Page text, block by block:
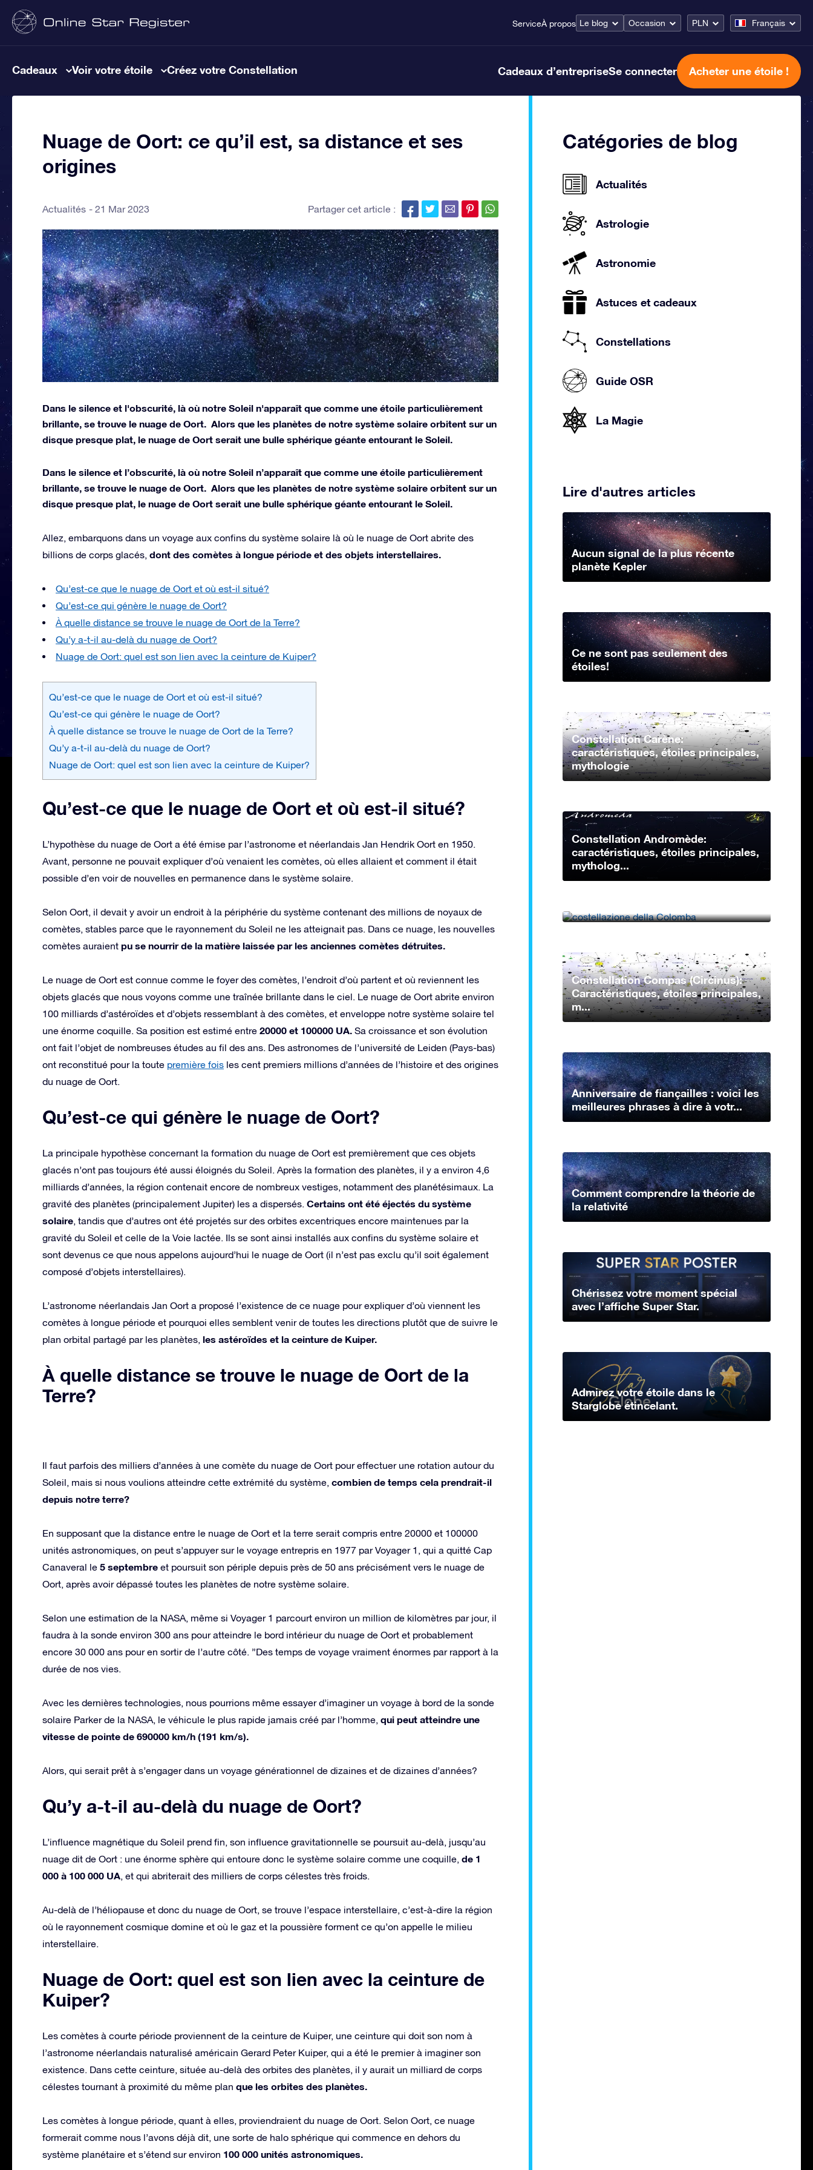
ServiceÀ propos Le blog Occasion PLN Français
Cadeaux Voir votre étoile Créez votre Constellation Cadeaux d’entrepriseSe connecter Acheter une étoile !
Nuage de Oort: ce qu’il est, sa distance et ses
origines
Actualités 21 Mar 2023 Partager cet article :
Dans le silence et l'obscurité, là où notre Soleil n'apparaît que comme une étoile particulièrement
brillante, se trouve le nuage de Oort. Alors que les planètes de notre système solaire orbitent sur un
disque presque plat, le nuage de Oort serait une bulle sphérique géante entourant le Soleil.
Dans le silence et l’obscurité, là où notre Soleil n’apparaît que comme une étoile particulièrement
brillante, se trouve le nuage de Oort. Alors que les planètes de notre système solaire orbitent sur un
disque presque plat, le nuage de Oort serait une bulle sphérique géante entourant le Soleil.
Allez, embarquons dans un voyage aux confins du système solaire là où le nuage de Oort abrite des
billions de corps glacés, dont des comètes à longue période et des objets interstellaires.
Qu’est-ce que le nuage de Oort et où est-il situé?
Qu’est-ce qui génère le nuage de Oort?
À quelle distance se trouve le nuage de Oort de la Terre?
Qu’y a-t-il au-delà du nuage de Oort?
Nuage de Oort: quel est son lien avec la ceinture de Kuiper?
Qu’est-ce que le nuage de Oort et où est-il situé?
Qu’est-ce qui génère le nuage de Oort?
À quelle distance se trouve le nuage de Oort de la Terre?
Qu’y a-t-il au-delà du nuage de Oort?
Nuage de Oort: quel est son lien avec la ceinture de Kuiper?
Qu’est-ce que le nuage de Oort et où est-il situé?
L’hypothèse du nuage de Oort a été émise par l’astronome et néerlandais Jan Hendrik Oort en 1950.
Avant, personne ne pouvait expliquer d’où venaient les comètes, où elles allaient et comment il était
possible d’en voir de nouvelles en permanence dans le système solaire.
Selon Oort, il devait y avoir un endroit à la périphérie du système contenant des millions de noyaux de
comètes, stables parce que le rayonnement du Soleil ne les atteignait pas. Dans ce nuage, les nouvelles
comètes auraient pu se nourrir de la matière laissée par les anciennes comètes détruites.
Le nuage de Oort est connue comme le foyer des comètes, l’endroit d’où partent et où reviennent les
objets glacés que nous voyons comme une traînée brillante dans le ciel. Le nuage de Oort abrite environ
100 milliards d’astéroïdes et d’objets ressemblant à des comètes, et enveloppe notre système solaire tel
une énorme coquille. Sa position est estimé entre 20000 et 100000 UA. Sa croissance et son évolution
ont fait l’objet de nombreuses études au fil des ans. Des astronomes de l’université de Leiden (Pays-bas)
ont reconstitué pour la toute première fois les cent premiers millions d’années de l’histoire et des origines
du nuage de Oort.
Qu’est-ce qui génère le nuage de Oort?
La principale hypothèse concernant la formation du nuage de Oort est premièrement que ces objets
glacés n’ont pas toujours été aussi éloignés du Soleil. Après la formation des planètes, il y a environ 4,6
milliards d’années, la région contenait encore de nombreux vestiges, notamment des planétésimaux. La
gravité des planètes (principalement Jupiter) les a dispersés. Certains ont été éjectés du système
solaire, tandis que d’autres ont été projetés sur des orbites excentriques encore maintenues par la
gravité du Soleil et celle de la Voie lactée. Ils se sont ainsi installés aux confins du système solaire et
sont devenus ce que nous appelons aujourd’hui le nuage de Oort (il n’est pas exclu qu’il soit également
composé d’objets interstellaires).
L’astronome néerlandais Jan Oort a proposé l’existence de ce nuage pour expliquer d’où viennent les
comètes à longue période et pourquoi elles semblent venir de toutes les directions plutôt que de suivre le
plan orbital partagé par les planètes, les astéroïdes et la ceinture de Kuiper.
À quelle distance se trouve le nuage de Oort de la
Terre?
Il faut parfois des milliers d’années à une comète du nuage de Oort pour effectuer une rotation autour du
Soleil, mais si nous voulions atteindre cette extrémité du système, combien de temps cela prendrait-il
depuis notre terre?
En supposant que la distance entre le nuage de Oort et la terre serait compris entre 20000 et 100000
unités astronomiques, on peut s’appuyer sur le voyage entrepris en 1977 par Voyager 1, qui a quitté Cap
Canaveral le 5 septembre et poursuit son périple depuis près de 50 ans précisément vers le nuage de
Oort, après avoir dépassé toutes les planètes de notre système solaire.
Selon une estimation de la NASA, même si Voyager 1 parcourt environ un million de kilomètres par jour, il
faudra à la sonde environ 300 ans pour atteindre le bord intérieur du nuage de Oort et probablement
encore 30 000 ans pour en sortir de l’autre côté. ”Des temps de voyage vraiment énormes par rapport à la
durée de nos vies.
Avec les dernières technologies, nous pourrions même essayer d’imaginer un voyage à bord de la sonde
solaire Parker de la NASA, le véhicule le plus rapide jamais créé par l’homme, qui peut atteindre une
vitesse de pointe de 690000 km/h (191 km/s).
Alors, qui serait prêt à s’engager dans un voyage générationnel de dizaines et de dizaines d’années?
Qu’y a-t-il au-delà du nuage de Oort?
L’influence magnétique du Soleil prend fin, son influence gravitationnelle se poursuit au-delà, jusqu’au
nuage dit de Oort : une énorme sphère qui entoure donc le système solaire comme une coquille, de 1
000 à 100 000 UA, et qui abriterait des milliers de corps célestes très froids.
Au-delà de l’héliopause et donc du nuage de Oort, se trouve l’espace interstellaire, c’est-à-dire la région
où le rayonnement cosmique domine et où le gaz et la poussière forment ce qu’on appelle le milieu
interstellaire.
Nuage de Oort: quel est son lien avec la ceinture de
Kuiper?
Les comètes à courte période proviennent de la ceinture de Kuiper, une ceinture qui doit son nom à
l’astronome néerlandais naturalisé américain Gerard Peter Kuiper, qui a été le premier à imaginer son
existence. Dans cette ceinture, située au-delà des orbites des planètes, il y aurait un milliard de corps
célestes tournant à proximité du même plan que les orbites des planètes.
Les comètes à longue période, quant à elles, proviendraient du nuage de Oort. Selon Oort, ce nuage
formerait comme nous l’avons déjà dit, une sorte de halo sphérique qui commence en dehors du
système planétaire et s’étend sur environ 100 000 unités astronomiques.
Catégories de blog
Actualités
Astrologie
Astronomie
Astuces et cadeaux
Constellations
Guide OSR
La Magie
Lire d'autres articles
Aucun signal de la plus récente
planète Kepler
Ce ne sont pas seulement des
étoiles!
Constellation Carène:
caractéristiques, étoiles principales,
mythologie
Constellation Andromède:
caractéristiques, étoiles principales,
mytholog...
Constellation Columba:
Constellation Compas (Circinus):
Caractéristiques, étoiles principales,
m...
Anniversaire de fiançailles : voici les
meilleures phrases à dire à votr...
Comment comprendre la théorie de
la relativité
Chérissez votre moment spécial
avec l’affiche Super Star.
Admirez votre étoile dans le
Starglobe étincelant.